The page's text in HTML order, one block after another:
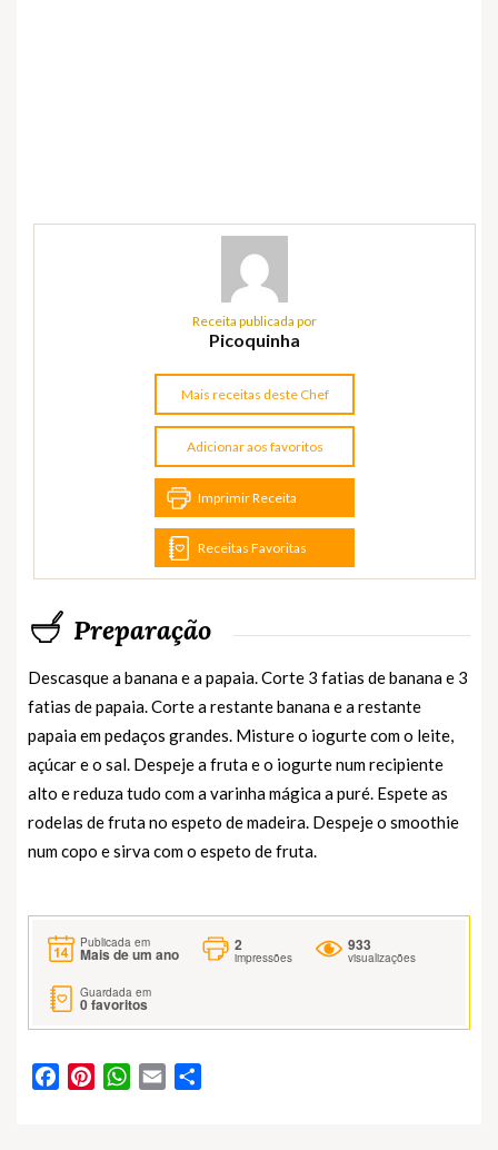
Receita publicada por
Picoquinha
Mais receitas deste Chef
Adicionar aos favoritos
Imprimir Receita
Receitas Favoritas
Preparação
Descasque a banana e a papaia. Corte 3 fatias de banana e 3
fatias de papaia. Corte a restante banana e a restante
papaia em pedaços grandes. Misture o iogurte com o leite,
açúcar e o sal. Despeje a fruta e o iogurte num recipiente
alto e reduza tudo com a varinha mágica a puré. Espete as
rodelas de fruta no espeto de madeira. Despeje o smoothie
num copo e sirva com o espeto de fruta.
Publicada em
Mais de um ano
2
impressões
933
visualizações
Guardada em
0favoritos
FacebookPinterestWhatsApp
Email